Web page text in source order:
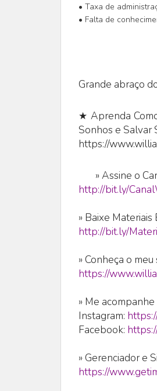
• Taxa de
• Falta de
Grande abraço
★ Aprenda
Sonhos e Salvar
https://
»Assine o
http://bit.ly/
» Baixe
http://bit.ly/
» Conheça o
https://
» Me
Instagram:
Facebook:
» Gerenciador e
https://